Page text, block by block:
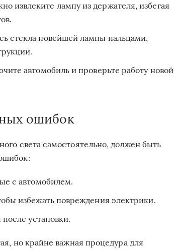
извлеките лампу из держателя, избегая
стекла новейшей лампы пальцами,
автомобиль и проверьте работу новой
ошибок
света самостоятельно, должен быть
с автомобилем.
избежать повреждения электрики.
установки.
но крайне важная процедура для